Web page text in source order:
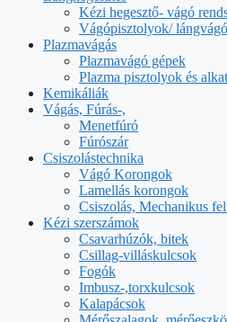
Kézi hegesztő- vágó
Vágópisztolyok/
Plazmavágás
Plazmavágó gépek
Plazma pisztolyok és
Kemikáliák
Vágás, Fúrás-,
Menetfúró
Fúrószár
Csiszolástechnika
Vágó Korongok
Lamellás korongok
Csiszolás, Mechanikus
Kézi szerszámok
Csavarhúzók, bitek
Csillag-villáskulcsok
Fogók
Imbusz-,torxkulcsok
Kalapácsok